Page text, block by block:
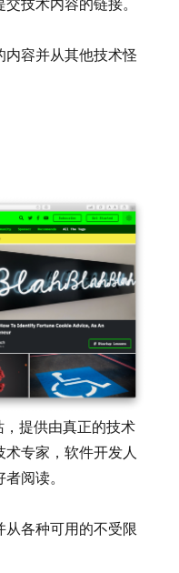
容并从其他技术怪
，提供由真正的技术
专家，软件开发人
阅读。
各种可用的不受限